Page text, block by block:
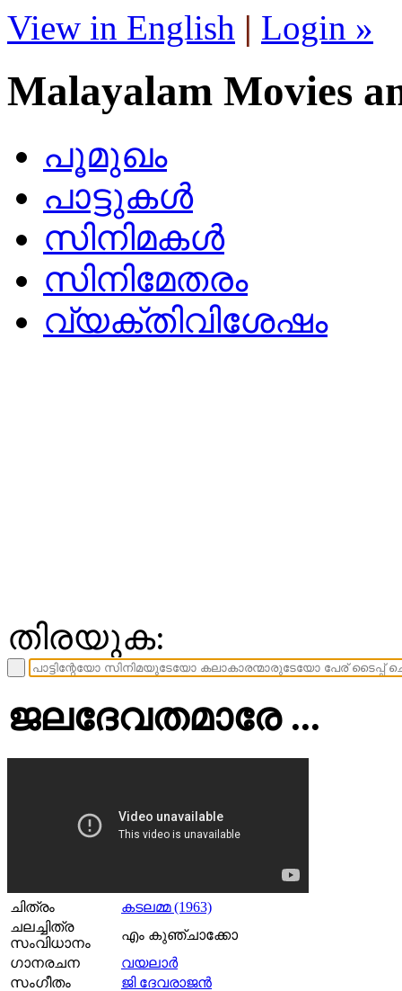
View in English | Login »
Malayalam Movies
പൂമുഖം
പാട്ടുകള്‍
സിനിമകള്‍
സിനിമേതരം
വ്യക്തിവിശേഷം
തിരയുക:
ജലദേവതമാരേ ...
ചിത്രം
കടലമ്മ (1963)
ചലച്ചിത്ര
സംവിധാനം
എം കുഞ്ചാക്കോ
ഗാനരചന
വയലാര്‍
സംഗീതം
ജി ദേവരാജൻ